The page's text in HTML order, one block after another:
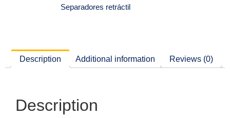
Separadores retráctil
Description Additional information Reviews (0)
Description